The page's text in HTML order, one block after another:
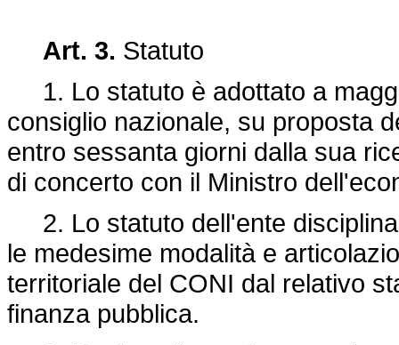
Art. 3. Statuto
1. Lo statuto è adottato a
consiglio nazionale, su proposta
entro sessanta giorni dalla sua
di concerto con il Ministro
2. Lo statuto dell'ente
le medesime modalità e
territoriale del CONI dal relativo
finanza pubblica.